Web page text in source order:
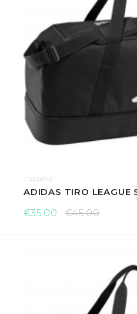
1 spalva
ADIDAS TIRO LEAGUE
€35.00
€45.00